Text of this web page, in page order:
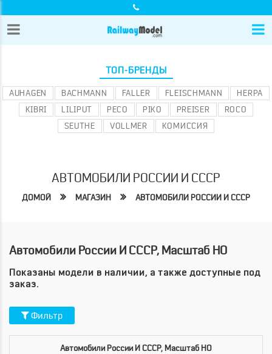
ТОП-БРЕНДЫ
AUHAGEN BACHMANN FALLER FLEISCHMANN
HERPA
KIBRI
LILIPUT PECO PIKO PREISER
ROCO
SEUTHE
VOLLMER КОМИССИЯ
АВТОМОБИЛИ РОССИИ И СССР
ДОМОЙ МАГАЗИН АВТОМОБИЛИ РОССИИ И СССР
Автомобили России И СССР, Масштаб HO
Показаны модели в наличии, а также доступные под
заказ.
Фильтр
Автомобили России И СССР, Масштаб HO